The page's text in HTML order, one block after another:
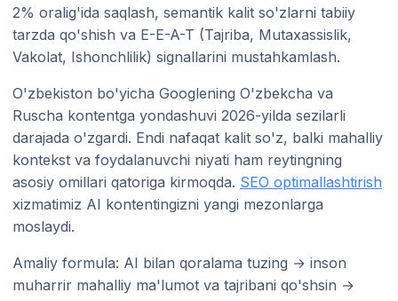
2% oralig'ida saqlash, semantik kalit so'zlarni tabiiy
tarzda qo'shish va E-E-A-T (Tajriba, Mutaxassislik,
Vakolat, Ishonchlilik) signallarini mustahkamlash.
O'zbekiston bo'yicha Googlening O'zbekcha va
Ruscha kontentga yondashuvi 2026-yilda sezilarli
darajada o'zgardi. Endi nafaqat kalit so'z, balki mahalliy
kontekst va foydalanuvchi niyati ham reytingning
asosiy omillari qatoriga kirmoqda. SEO optimallashtirish
xizmatimiz AI kontentingizni yangi mezonlarga
moslaydi.
Amaliy formula: AI bilan qoralama tuzing → inson
muharrir mahalliy ma'lumot va tajribani qo'shsin →